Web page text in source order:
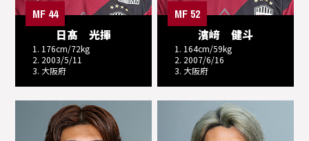
MF 44
日髙 光揮
1. 176cm/72kg
2. 2003/5/11
3. 大阪府
MF 52
濱﨑 健斗
1. 164cm/59kg
2. 2007/6/16
3. 大阪府